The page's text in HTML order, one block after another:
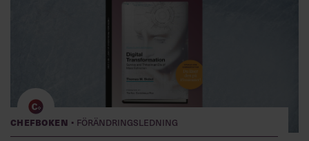
Chefboken · Förändringsledning